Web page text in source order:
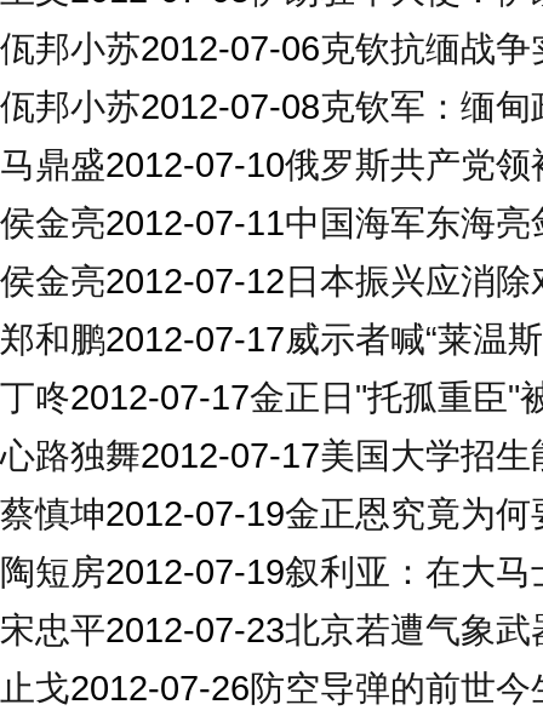
佤邦小苏2012-07-06克钦抗缅战
佤邦小苏2012-07-08克钦军：缅
马鼎盛2012-07-10俄罗斯共产党
侯金亮2012-07-11中国海军东海亮
侯金亮2012-07-12日本振兴应消除
郑和鹏2012-07-17威示者喊“莱温
丁咚2012-07-17金正日"托孤重臣"
心路独舞2012-07-17美国大学招
蔡慎坤2012-07-19金正恩究竟为
陶短房2012-07-19叙利亚：在大
宋忠平2012-07-23北京若遭气象武
止戈2012-07-26防空导弹的前世今